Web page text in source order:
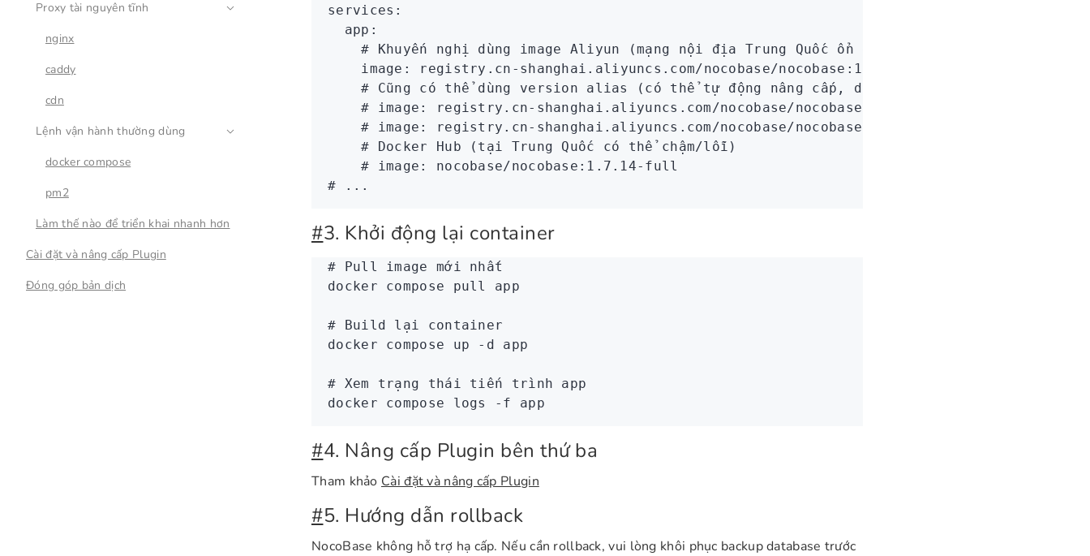
Proxy tài nguyên tĩnh
nginx
caddy
cdn
Lệnh vận hành thường dùng
docker compose
pm2
Làm thế nào để triển khai nhanh hơn
Cài đặt và nâng cấp Plugin
Đóng góp bản dịch
services :
  app
:
    # Khuyến nghị dùng image Aliyun (mạng nội địa Trung Quốc ổn định hơn)
    image
:
registry.cn-shanghai.aliyuncs.com/nocobase/nocobase:1.7.14-full
# Cũng có thể dùng version alias (có thể tự động nâng cấp, dùng thận trọng cho sản
    # image: registry.cn-shanghai.aliyuncs.com/nocobase/nocobase:latest-full
    # image: registry.cn-shanghai.aliyuncs.com/nocobase/nocobase:beta-full
    # Docker Hub (tại Trung Quốc có thể chậm/lỗi)
    # image: nocobase/nocobase:1.7.14-full
# ...
#3. Khởi động lại container
# Pull image mới nhất
docker compose pull app
# Build lại container
docker compose up -d app
# Xem trạng thái tiến trình app
docker compose logs -f app
#4. Nâng cấp Plugin bên thứ ba
Tham khảo Cài đặt và nâng cấp Plugin
#5. Hướng dẫn rollback
NocoBase không hỗ trợ hạ cấp. Nếu cần rollback, vui lòng khôi phục backup database trước